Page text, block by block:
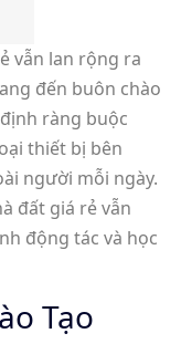
vẫn lan rộng ra
đến buôn chào
ràng buộc
thiết bị bên
người mỗi ngày.
đất giá rẻ vẫn
động tác và học
Tạo